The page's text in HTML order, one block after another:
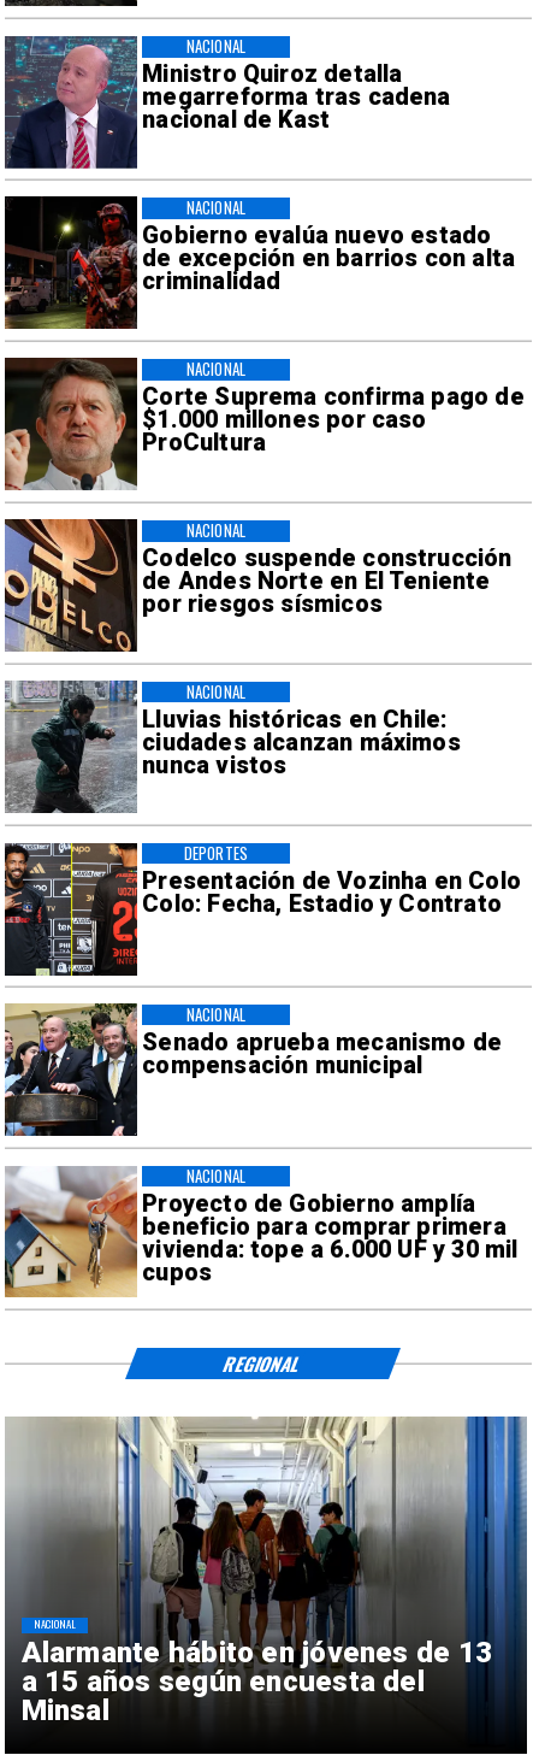
Ministro Quiroz detalla
megarreforma tras cadena
nacional de Kast
NACIONAL
Gobierno evalúa nuevo estado
de excepción en barrios con alta
criminalidad
NACIONAL
Corte Suprema confirma pago de
$1.000 millones por caso
ProCultura
NACIONAL
Codelco suspende construcción
de Andes Norte en El Teniente
por riesgos sísmicos
NACIONAL
Lluvias históricas en Chile:
ciudades alcanzan máximos
nunca vistos
NACIONAL
Presentación de Vozinha en Colo
Colo: Fecha, Estadio y Contrato
DEPORTES
Senado aprueba mecanismo de
compensación municipal
NACIONAL
Proyecto de Gobierno amplía
beneficio para comprar primera
vivienda: tope a 6.000 UF y 30 mil
cupos
NACIONAL
Alarmante hábito en jóvenes de 13
a 15 años según encuesta del
Minsal
NACIONAL
REGIONAL